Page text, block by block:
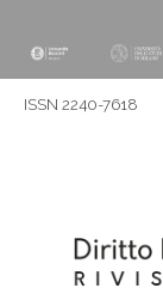
ISSN 2240-7618